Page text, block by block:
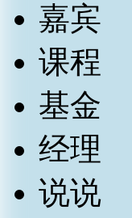
嘉宾
课程
基金
经理
说说